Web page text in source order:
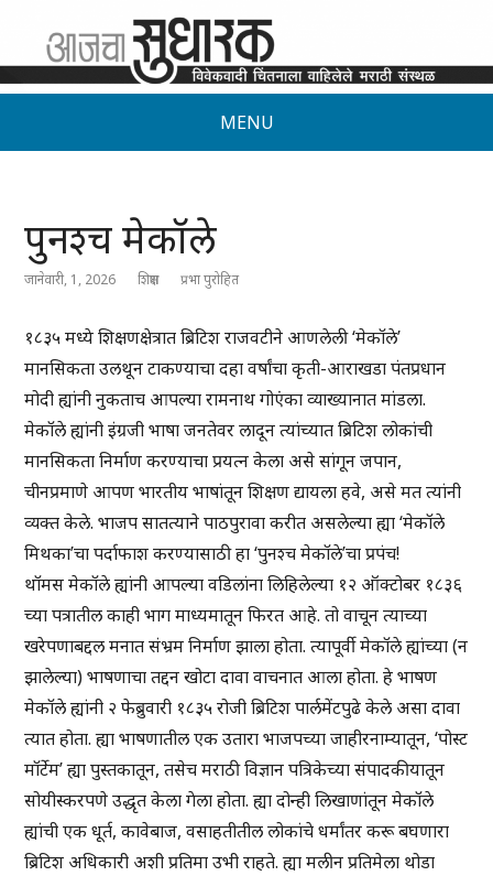
MENU
पुनश्च मेकॉले
जानेवारी, 1, 2026 शिक्षण प्रभा पुरोहित
१८३५ मध्ये शिक्षणक्षेत्रात ब्रिटिश राजवटीने आणलेली ‘मेकॉले’
मानसिकता उलथून टाकण्याचा दहा वर्षांचा कृती-आराखडा पंतप्रधान
मोदी ह्यांनी नुकताच आपल्या रामनाथ गोएंका व्याख्यानात मांडला.
मेकॉले ह्यांनी इंग्रजी भाषा जनतेवर लादून त्यांच्यात ब्रिटिश लोकांची
मानसिकता निर्माण करण्याचा प्रयत्न केला असे सांगून जपान,
चीनप्रमाणे आपण भारतीय भाषांतून शिक्षण द्यायला हवे, असे मत त्यांनी
व्यक्त केले. भाजप सातत्याने पाठपुरावा करीत असलेल्या ह्या ‘मेकॉले
मिथका’चा पर्दाफाश करण्यासाठी हा ‘पुनश्च मेकॉले’चा प्रपंच!
थॉमस मेकॉले ह्यांनी आपल्या वडिलांना लिहिलेल्या १२ ऑक्टोबर १८३६
च्या पत्रातील काही भाग माध्यमातून फिरत आहे. तो वाचून त्याच्या
खरेपणाबद्दल मनात संभ्रम निर्माण झाला होता. त्यापूर्वी मेकॉले ह्यांच्या (न
झालेल्या) भाषणाचा तद्दन खोटा दावा वाचनात आला होता. हे भाषण
मेकॉले ह्यांनी २ फेब्रुवारी १८३५ रोजी ब्रिटिश पार्लमेंटपुढे केले असा दावा
त्यात होता. ह्या भाषणातील एक उतारा भाजपच्या जाहीरनाम्यातून, ‘पोस्ट
मॉर्टेम’ ह्या पुस्तकातून, तसेच मराठी विज्ञान पत्रिकेच्या संपादकीयातून
सोयीस्करपणे उद्धृत केला गेला होता. ह्या दोन्ही लिखाणांतून मेकॉले
ह्यांची एक धूर्त, कावेबाज, वसाहतीतील लोकांचे धर्मांतर करू बघणारा
ब्रिटिश अधिकारी अशी प्रतिमा उभी राहते. ह्या मलीन प्रतिमेला थोडा